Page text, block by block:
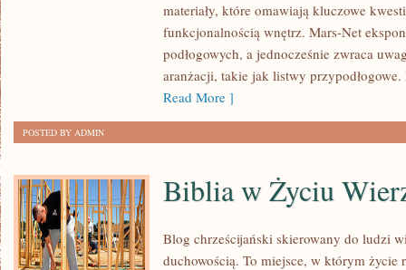
RENOWACJA
materiały, które omawiają kluczowe
funkcjonalnością wnętrz. Mars-Net
podłogowych, a jednocześnie zwraca
aranżacji, takie jak listwy
Read More ]
POSTED BY ADMIN
Biblia w Życiu
Blog chrześcijański skierowany do ludzi
duchowością. To miejsce, w którym życie